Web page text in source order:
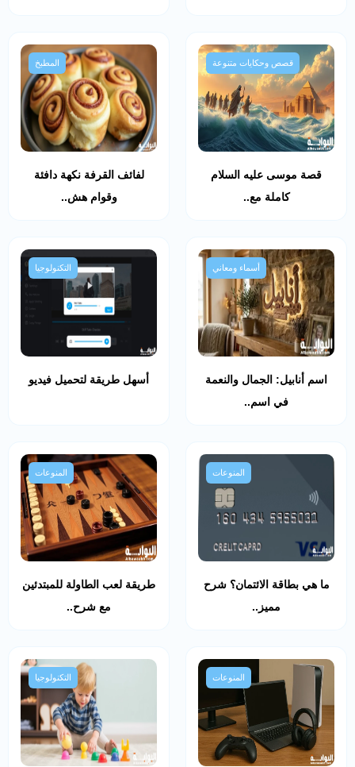
قصص وحكايات متنوعة
قصة موسى عليه السلام
كاملة مع..
المطبخ
لفائف القرفة نكهة دافئة
وقوام هش..
أسماء ومعاني
اسم أنابيل: الجمال والنعمة
في اسم..
التكنولوجيا
أسهل طريقة لتحميل فيديو
المنوعات
ما هي بطاقة الائتمان؟ شرح
مميز..
المنوعات
طريقة لعب الطاولة للمبتدئين
مع شرح..
المنوعات التكنولوجيا